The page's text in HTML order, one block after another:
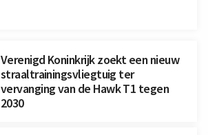
Verenigd Koninkrijk zoekt een nieuw
straaltrainingsvliegtuig ter
vervanging van de Hawk T1 tegen
2030